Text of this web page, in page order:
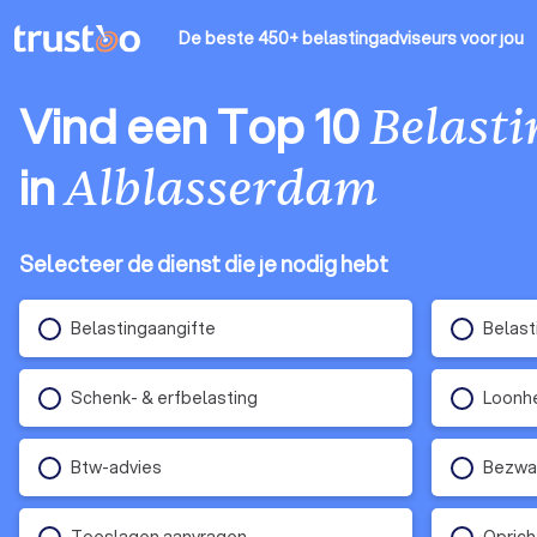
De beste 450+ belastingadviseursvoor jou
Vind een Top 10
inAlblasserdam
Selecteer de dienst die je nodig hebt
Belastingaangifte
Schenk- & erfbelasting
Btw-advies